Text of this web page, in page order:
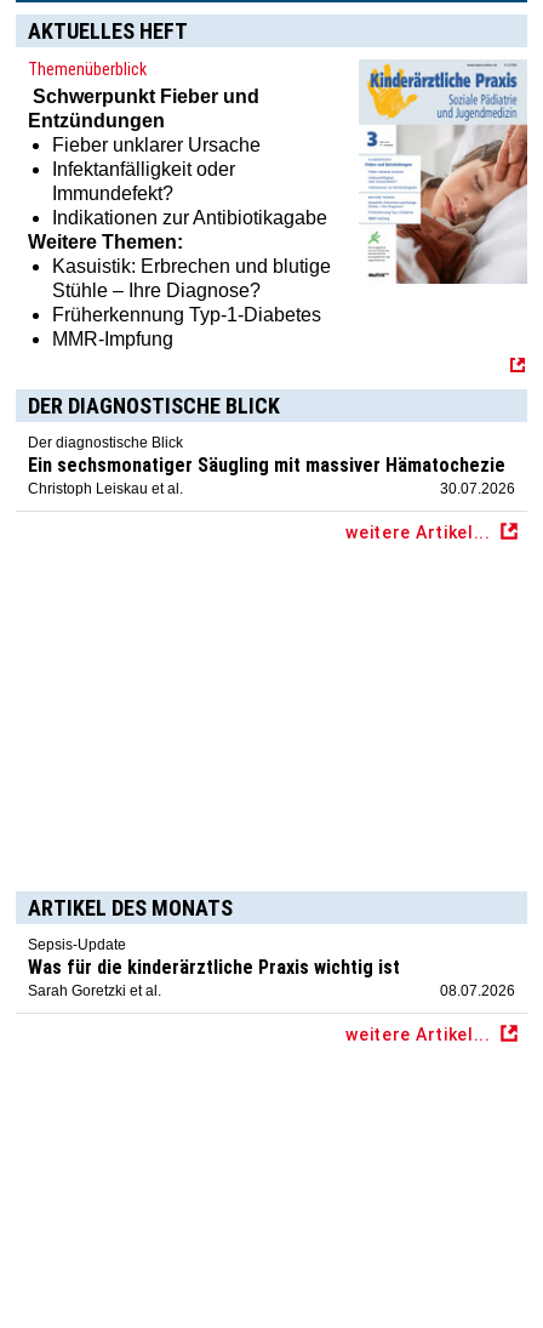
Schulungsprogramme sowie praktische Accessoires.
AKTUELLES HEFT
Themenüberblick
Schwerpunkt Fieber und
Entzündungen
Fieber unklarer Ursache
Infektanfälligkeit oder
Immundefekt?
Indikationen zur Antibiotikagabe
Weitere Themen:
Kasuistik: Erbrechen und blutige
Stühle – Ihre Diagnose?
Früherkennung Typ-1-Diabetes
MMR-Impfung
DER DIAGNOSTISCHE BLICK
Der diagnostische Blick
Ein sechsmonatiger Säugling mit massiver Hämatochezie
Christoph Leiskau et al. 30.07.2026
weitere Artikel...
ARTIKEL DES MONATS
Sepsis-Update
Was für die kinderärztliche Praxis wichtig ist
Sarah Goretzki et al. 08.07.2026
weitere Artikel...